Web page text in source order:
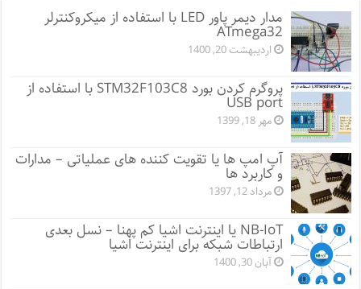
مدار دیمر پاور LED با استفاده از میکروکنترلر
ATmega32
اردیبهشت 20, 1400
پروگرم کردن بورد STM32F103C8 با استفاده از
USB port
مهر 18, 1399
آپ امپ ها یا تقویت کننده های عملیاتی – مدارات
و کاربرد ها
مرداد 12, 1397
NB-IoT یا اینترنت اشیا کم پهنا – نسل بعدی
ارتباطات شبکه برای اینترنت اشیا
آبان 30, 1400